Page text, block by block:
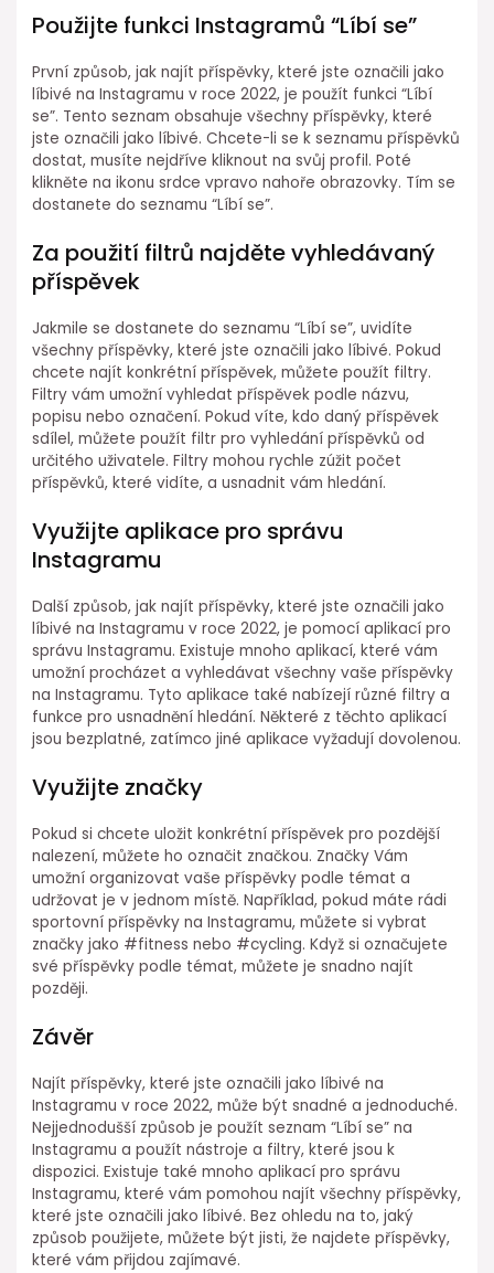
Použijte funkci Instagramů “Líbí se”
První způsob, jak najít příspěvky, které jste označili jako
líbivé na Instagramu v roce 2022, je použít funkci “Líbí
se”. Tento seznam obsahuje všechny příspěvky, které
jste označili jako líbivé. Chcete-li se k seznamu příspěvků
dostat, musíte nejdříve kliknout na svůj profil. Poté
klikněte na ikonu srdce vpravo nahoře obrazovky. Tím se
dostanete do seznamu “Líbí se”.
Za použití filtrů najděte vyhledávaný
příspěvek
Jakmile se dostanete do seznamu “Líbí se”, uvidíte
všechny příspěvky, které jste označili jako líbivé. Pokud
chcete najít konkrétní příspěvek, můžete použít filtry.
Filtry vám umožní vyhledat příspěvek podle názvu,
popisu nebo označení. Pokud víte, kdo daný příspěvek
sdílel, můžete použít filtr pro vyhledání příspěvků od
určitého uživatele. Filtry mohou rychle zúžit počet
příspěvků, které vidíte, a usnadnit vám hledání.
Využijte aplikace pro správu
Instagramu
Další způsob, jak najít příspěvky, které jste označili jako
líbivé na Instagramu v roce 2022, je pomocí aplikací pro
správu Instagramu. Existuje mnoho aplikací, které vám
umožní procházet a vyhledávat všechny vaše příspěvky
na Instagramu. Tyto aplikace také nabízejí různé filtry a
funkce pro usnadnění hledání. Některé z těchto aplikací
jsou bezplatné, zatímco jiné aplikace vyžadují dovolenou.
Využijte značky
Pokud si chcete uložit konkrétní příspěvek pro pozdější
nalezení, můžete ho označit značkou. Značky Vám
umožní organizovat vaše příspěvky podle témat a
udržovat je v jednom místě. Například, pokud máte rádi
sportovní příspěvky na Instagramu, můžete si vybrat
značky jako #fitness nebo #cycling. Když si označujete
své příspěvky podle témat, můžete je snadno najít
později.
Závěr
Najít příspěvky, které jste označili jako líbivé na
Instagramu v roce 2022, může být snadné a jednoduché.
Nejjednodušší způsob je použít seznam “Líbí se” na
Instagramu a použít nástroje a filtry, které jsou k
dispozici. Existuje také mnoho aplikací pro správu
Instagramu, které vám pomohou najít všechny příspěvky,
které jste označili jako líbivé. Bez ohledu na to, jaký
způsob použijete, můžete být jisti, že najdete příspěvky,
které vám přijdou zajímavé.